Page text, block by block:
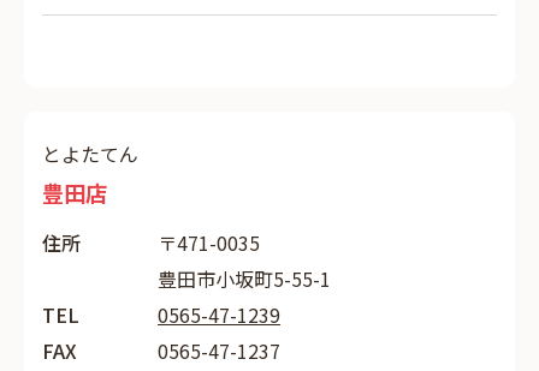
とよたてん
豊田店
住所
〒471-0035
豊田市小坂町5-55-1
TEL
0565-47-1239
FAX
0565-47-1237